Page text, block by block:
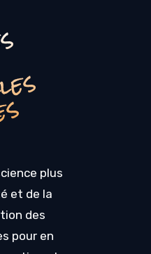
plus
et de la
des
pour en